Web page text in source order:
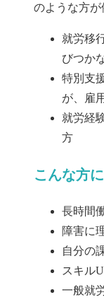
のような方が
就労移
びつか
特別支
が、雇
就労経
方
こんな方
長時間
障害に
自分の
スキル
一般就